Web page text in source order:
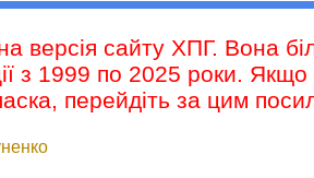
версія сайту ХПГ. Вона
з 1999 по 2025 роки.
перейдіть за цим